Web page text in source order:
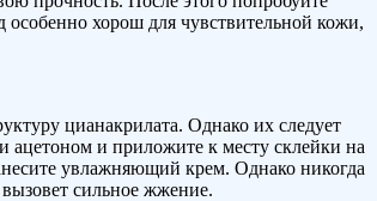
особенно хорош для чувствительной кожи,
цианакрилата. Однако их следует
ацетоном и приложите к месту склейки на
увлажняющий крем. Однако никогда
сильное жжение.